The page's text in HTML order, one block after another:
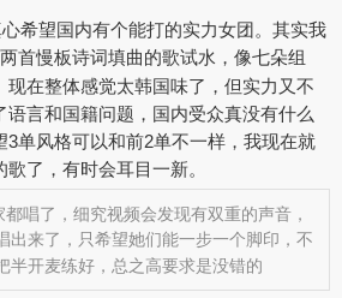
希望国内有个能打的实力女团。其实我
首慢板诗词填曲的歌试水，像七朵组
现在整体感觉太韩国味了，但实力又不
语言和国籍问题，国内受众真没有什么
3单风格可以和前2单不一样，我现在就
了，有时会耳目一新。
都唱了，细究视频会发现有双重的声音，
出来了，只希望她们能一步一个脚印，不
半开麦练好，总之高要求是没错的